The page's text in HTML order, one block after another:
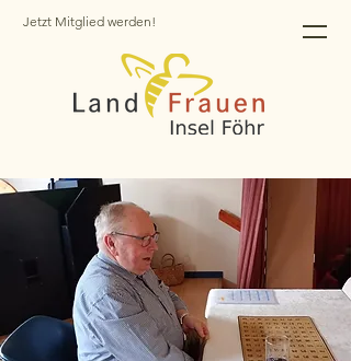
Jetzt Mitglied werden!